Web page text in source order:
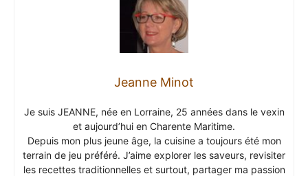
Jeanne Minot
Je suis JEANNE, née en Lorraine, 25 années dans le vexin
et aujourd’hui en Charente Maritime.
Depuis mon plus jeune âge, la cuisine a toujours été mon
terrain de jeu préféré. J’aime explorer les saveurs, revisiter
les recettes traditionnelles et surtout, partager ma passion